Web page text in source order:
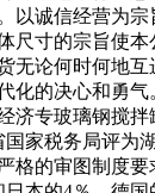
以诚信经营为
尺寸的宗旨使
无论何时何地
化的决心和勇
济专玻璃钢搅
国家税务局评
格的审图制度